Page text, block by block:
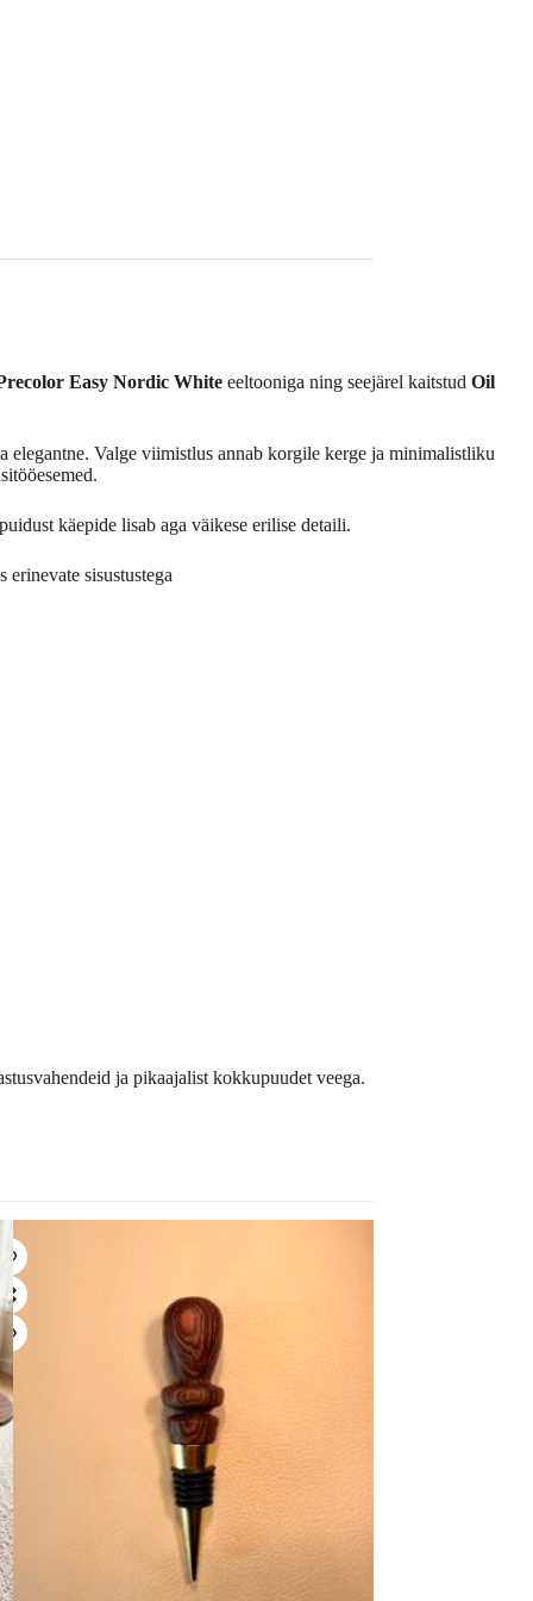
Easy Nordic White eeltooniga ning seejärel kaitstud Oil
elegantne. Valge viimistlus annab korgile kerge ja minimalistliku
käepide lisab aga väikese erilise detaili.
sisustustega
ja pikaajalist kokkupuudet veega.